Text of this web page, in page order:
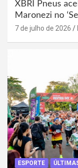
XBRI Pneus
Maronezi no
7 de julho de 2026
ESPORTE